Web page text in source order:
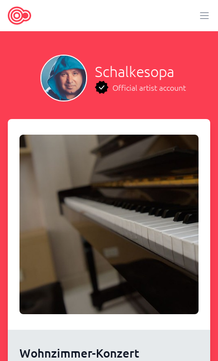
Schalkesopa
Official artist account
Wohnzimmer-Konzert